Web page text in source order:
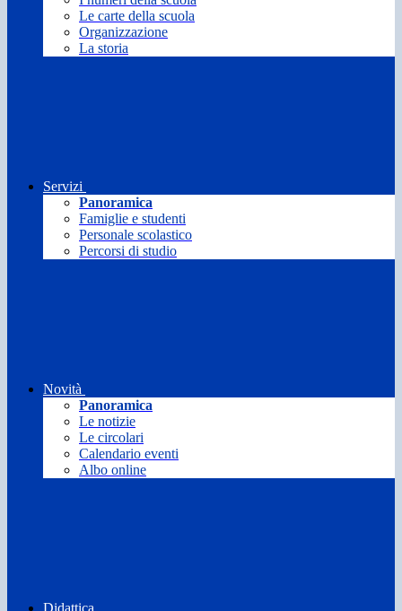
Le carte della scuola
Organizzazione
La storia
Servizi
Panoramica
Famiglie e studenti
Personale scolastico
Percorsi di studio
Novità
Panoramica
Le notizie
Le circolari
Calendario eventi
Albo online